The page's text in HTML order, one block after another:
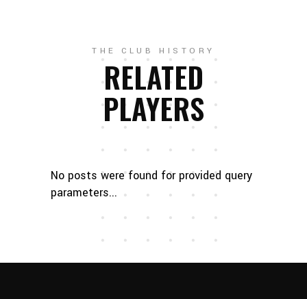
THE CLUB HISTORY
RELATED
PLAYERS
No posts were found for provided query
parameters...